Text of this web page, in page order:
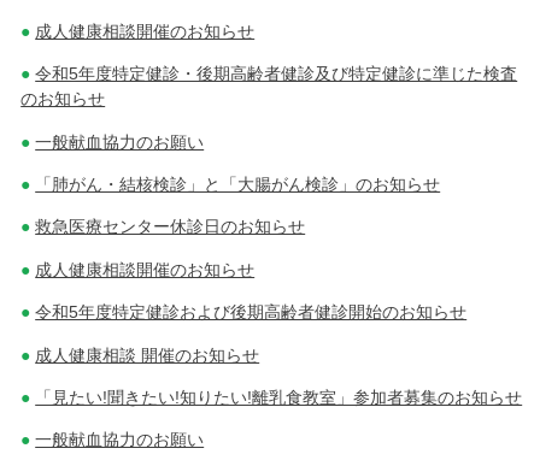
成人健康相談開催のお知らせ
令和5年度特定健診・後期高齢者健診及び特定健診に準じた検査
のお知らせ
一般献血協力のお願い
「肺がん・結核検診」と「大腸がん検診」のお知らせ
救急医療センター休診日のお知らせ
成人健康相談開催のお知らせ
令和5年度特定健診および後期高齢者健診開始のお知らせ
成人健康相談 開催のお知らせ
「見たい!聞きたい!知りたい!離乳食教室」参加者募集のお知らせ
一般献血協力のお願い